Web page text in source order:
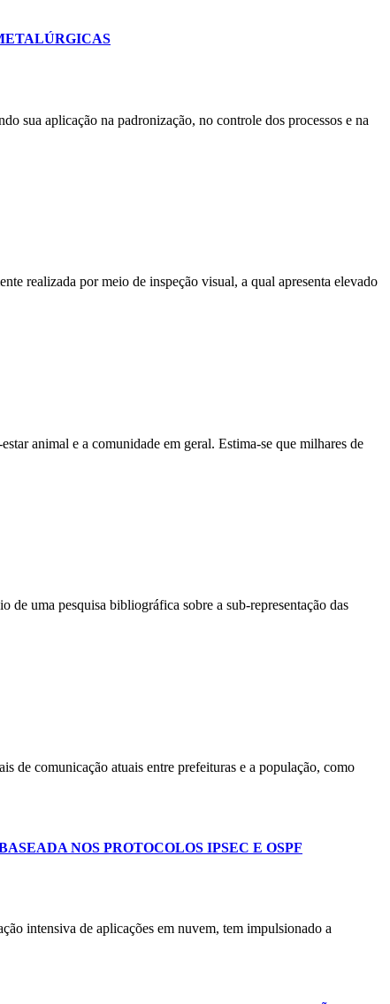
sua aplicação na padronização, no controle dos processos e na
realizada por meio de inspeção visual, a qual apresenta elevado
animal e a comunidade em geral. Estima-se que milhares de
uma pesquisa bibliográfica sobre a sub-representação das
de comunicação atuais entre prefeituras e a população, como
NOS PROTOCOLOS IPSEC E OSPF
intensiva de aplicações em nuvem, tem impulsionado a